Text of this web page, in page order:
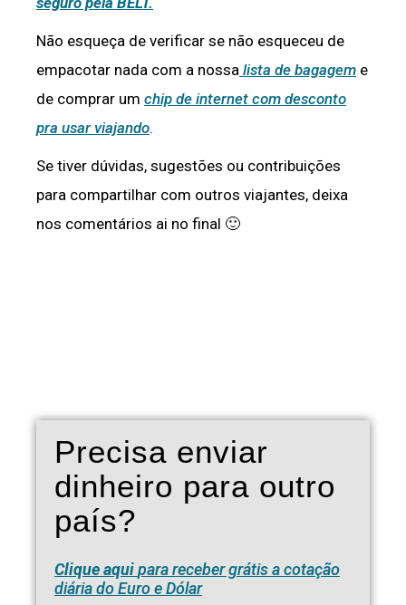
Não esqueça de verificar se não esqueceu de
empacotar nada com a nossa lista de bagagem e
de comprar um chip de internet com desconto
pra usar viajando.
Se tiver dúvidas, sugestões ou contribuições
para compartilhar com outros viajantes, deixa
nos comentários ai no final 🙂
Precisa enviar
dinheiro para outro
país?
Clique aquipara receber grátis a cotação
diária do Euro e Dólar